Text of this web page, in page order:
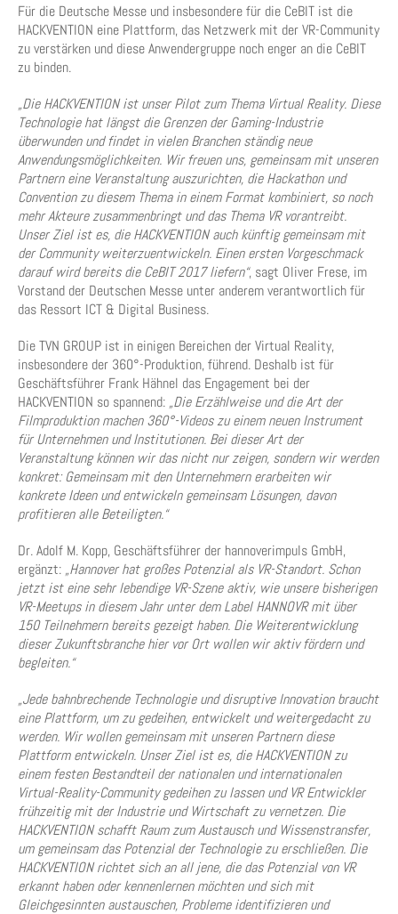
Für die Deutsche Messe und insbesondere für die CeBIT ist die
HACKVENTION eine Plattform, das Netzwerk mit der VR-Community
zu verstärken und diese Anwendergruppe noch enger an die CeBIT
zu binden.
„Die HACKVENTION ist unser Pilot zum Thema Virtual Reality. Diese
Technologie hat längst die Grenzen der Gaming-Industrie
überwunden und findet in vielen Branchen ständig neue
Anwendungsmöglichkeiten. Wir freuen uns, gemeinsam mit unseren
Partnern eine Veranstaltung auszurichten, die Hackathon und
Convention zu diesem Thema in einem Format kombiniert, so noch
mehr Akteure zusammenbringt und das Thema VR vorantreibt.
Unser Ziel ist es, die HACKVENTION auch künftig gemeinsam mit
der Community weiterzuentwickeln. Einen ersten Vorgeschmack
darauf wird bereits die CeBIT 2017 liefern“, sagt Oliver Frese, im
Vorstand der Deutschen Messe unter anderem verantwortlich für
das Ressort ICT & Digital Business.
Die TVN GROUP ist in einigen Bereichen der Virtual Reality,
insbesondere der 360°-Produktion, führend. Deshalb ist für
Geschäftsführer Frank Hähnel das Engagement bei der
HACKVENTION so spannend: „Die Erzählweise und die Art der
Filmproduktion machen 360°-Videos zu einem neuen Instrument
für Unternehmen und Institutionen. Bei dieser Art der
Veranstaltung können wir das nicht nur zeigen, sondern wir werden
konkret: Gemeinsam mit den Unternehmern erarbeiten wir
konkrete Ideen und entwickeln gemeinsam Lösungen, davon
profitieren alle Beteiligten.“
Dr. Adolf M. Kopp, Geschäftsführer der hannoverimpuls GmbH,
ergänzt: „Hannover hat großes Potenzial als VR-Standort. Schon
jetzt ist eine sehr lebendige VR-Szene aktiv, wie unsere bisherigen
VR-Meetups in diesem Jahr unter dem Label HANNOVR mit über
150 Teilnehmern bereits gezeigt haben. Die Weiterentwicklung
dieser Zukunftsbranche hier vor Ort wollen wir aktiv fördern und
begleiten.“
„Jede bahnbrechende Technologie und disruptive Innovation braucht
eine Plattform, um zu gedeihen, entwickelt und weitergedacht zu
werden. Wir wollen gemeinsam mit unseren Partnern diese
Plattform entwickeln. Unser Ziel ist es, die HACKVENTION zu
einem festen Bestandteil der nationalen und internationalen
Virtual-Reality-Community gedeihen zu lassen und VR Entwickler
frühzeitig mit der Industrie und Wirtschaft zu vernetzen. Die
HACKVENTION schafft Raum zum Austausch und Wissenstransfer,
um gemeinsam das Potenzial der Technologie zu erschließen. Die
HACKVENTION richtet sich an all jene, die das Potenzial von VR
erkannt haben oder kennenlernen möchten und sich mit
Gleichgesinnten austauschen, Probleme identifizieren und